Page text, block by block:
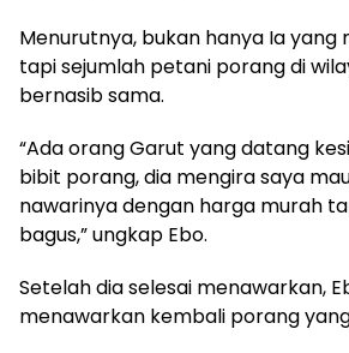
Menurutnya, bukan hanya Ia
tapi sejumlah petani porang di
bernasib sama.
“Ada orang Garut yang datang
bibit porang, dia mengira saya
nawarinya dengan harga murah
bagus,” ungkap Ebo.
Setelah dia selesai menawarkan,
menawarkan kembali porang